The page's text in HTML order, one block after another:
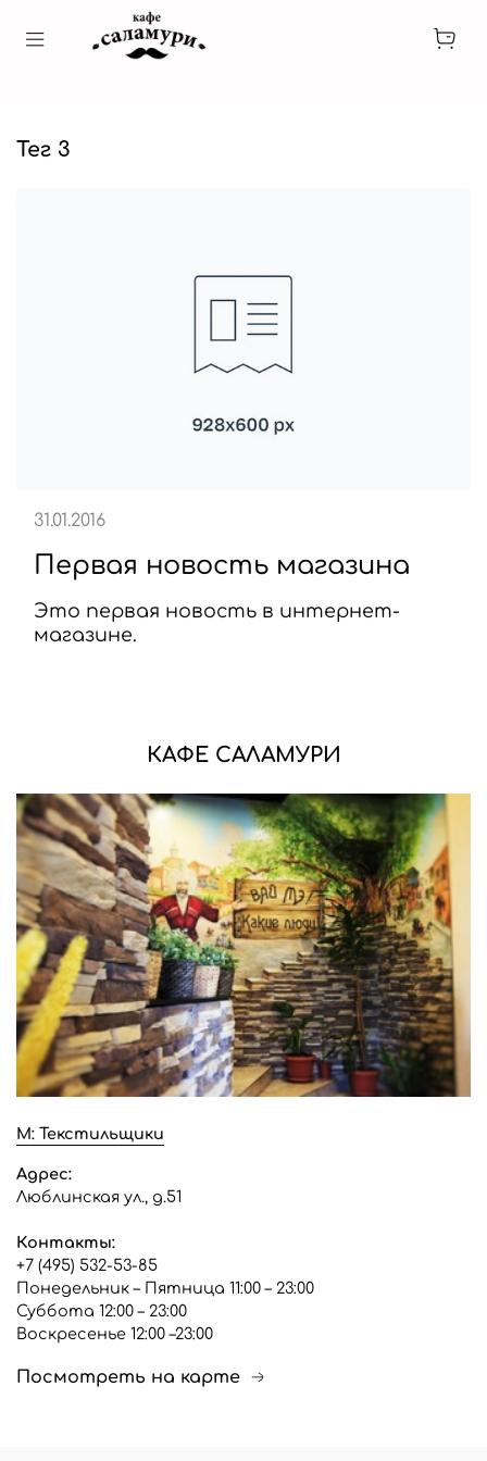
тег 3
Первая новость магазина
Это первая новость в интернет-
магазине.
31.01.2016
КАФЕ САЛАМУРИ
М: Текстильщики
Адрес:
Люблинская ул., д.51
Контакты:
+7 (495) 532-53-85
Понедельник – Пятница 11:00 – 23:00
Суббота 12:00 – 23:00
Воскресенье 12:00 –23:00
Посмотреть на карте